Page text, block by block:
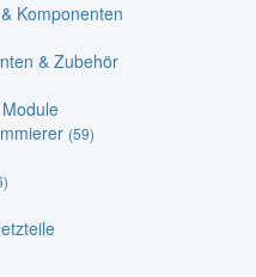
Komponenten
& Zubehör
(59)